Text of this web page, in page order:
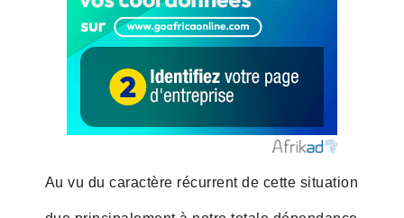
Au vu du caractère récurrent de cette situation